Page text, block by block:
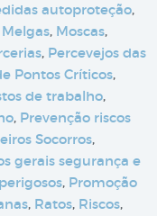
autoproteção,
Melgas, Moscas,
, Percevejos das
Pontos Críticos,
de trabalho,
, Prevenção riscos
Socorros,
gerais segurança e
, Promoção
, Ratos, Riscos,